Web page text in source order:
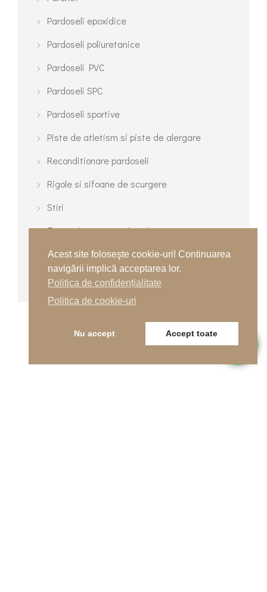
Pardoseli epoxidice
Pardoseli poliuretanice
Pardoseli PVC
Pardoseli SPC
Pardoseli sportive
Piste de atletism si piste de alergare
Reconditionare pardoseli
Rigole si sifoane de scurgere
Stiri
Terenuri cu gazon sintetic
Terenuri de tenis
Terenuri turnate multisport
Acest site foloseşte cookie-uri! Continuarea
navigării implică acceptarea lor.
Politica de confidențialitate
Politica de cookie-uri
Nu accept Accept toate